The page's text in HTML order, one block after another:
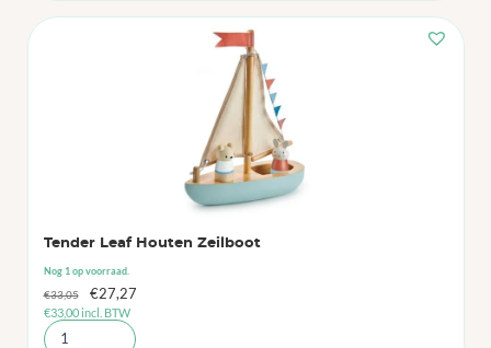
Tender Leaf Houten Zeilboot
Nog 1 op voorraad.
€33,05
Oorspronkelijke
prijs
€27,27Huidige
is:
€33,00incl. BTW